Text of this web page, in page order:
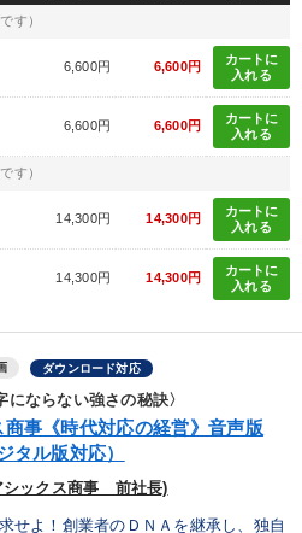
す）
6,600円 6,600円
カートに
入れる
6,600円 6,600円
カートに
入れる
す）
14,300円 14,300円
カートに
入れる
14,300円 14,300円
カートに
入れる
ダウンロード対応
にならない強さの秘訣〉
商事《時代対応の経営》音声版
タル版対応）
シックス商事 前社長)
せよ！創業者のＤＮＡを継承し、独自